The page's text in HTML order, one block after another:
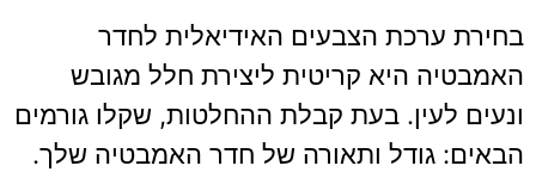
בחירת ערכת הצבעים האידיאלית לחדר
האמבטיה היא קריטית ליצירת חלל מגובש
ונעים לעין. בעת קבלת ההחלטות, שקלו גורמים
הבאים: גודל ותאורה של חדר האמבטיה שלך.